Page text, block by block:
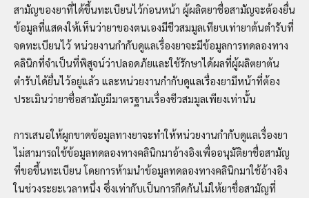
สามัญของยาที่ได้ขึ้นทะเบียนไว้ก่อนหน้า ผู้ผลิตยาชื่อสามัญจะต้องยื่น
ข้อมูลที่แสดงให้เห็นว่ายาของตนเองมีชีวสมมูลเทียบเท่ายาต้นตำรับที่
จดทะเบียนไว้ หน่วยงานกำกับดูแลเรื่องยาจะมีข้อมูลการทดลองทาง
คลินิกที่จำเป็นที่พิสูจน์ว่าปลอดภัยและใช้รักษาได้ผลที่ผู้ผลิตยาต้น
ตำรับได้ยื่นไว้อยู่แล้ว และหน่วยงานกำกับดูแลเรื่องยามีหน้าที่ต้อง
ประเมินว่ายาชื่อสามัญมีมาตรฐานเรื่องชีวสมมูลเพียงเท่านั้น
การเสนอให้ผูกขาดข้อมูลทางยาจะทำให้หน่วยงานกำกับดูแลเรื่องยา
ไม่สามารถใช้ข้อมูลทดลองทางคลินิกมาอ้างอิงเพื่ออนุมัติยาชื่อสามัญ
ที่ขอขึ้นทะเบียน โดยการห้ามนำข้อมูลทดลองทางคลินิกมาใช้อ้างอิง
ในช่วงระยะเวลาหนึ่ง ซึ่งเท่ากับเป็นการกีดกันไม่ให้ยาชื่อสามัญที่